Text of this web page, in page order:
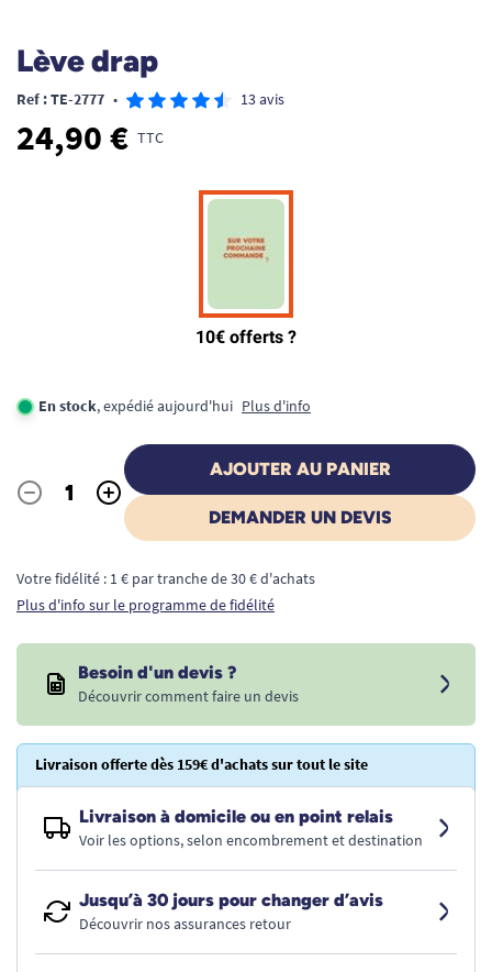
Lève drap
Ref : TE-2777 • 13 avis
24,90 € TTC
En stock, expédié aujourd'hui Plus d'info
Quantité
- +
AJOUTER AU PANIER
DEMANDER UN DEVIS
Votre fidélité : 1 € par tranche de 30 € d'achats
Plus d'info sur le programme de fidélité
Besoin d'un devis ?
Découvrir comment faire un devis
Livraison offerte dès 159€ d'achats sur tout le site
Livraison à domicile ou en point relais
Voir les options, selon encombrement et destination
Jusqu’à 30 jours pour changer d’avis
Découvrir nos assurances retour